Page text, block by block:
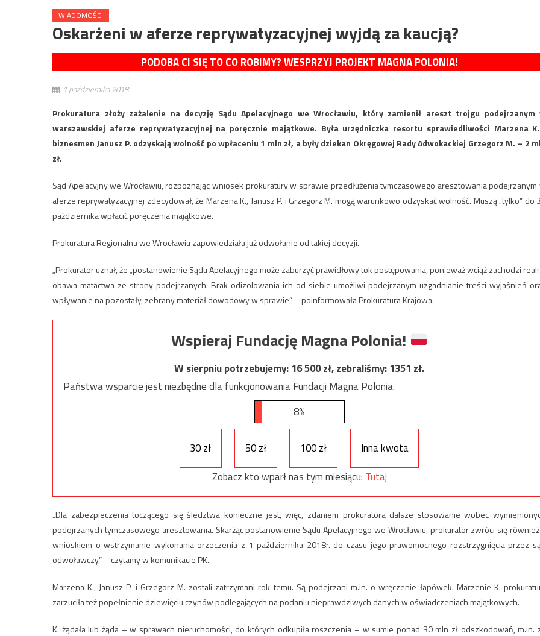
WIADOMOŚCI
Oskarżeni w aferze reprywatyzacyjnej wyjdą za kaucją?
PODOBA CI SIĘ TO CO ROBIMY? WESPRZYJ PROJEKT MAGNA POLONIA!
1 października 2018
Prokuratura złoży zażalenie na decyzję Sądu Apelacyjnego we Wrocławiu, który zamienił areszt trojgu podejrzanym
warszawskiej aferze reprywatyzacyjnej na poręcznie majątkowe. Była urzędniczka resortu sprawiedliwości Marzena
biznesmen Janusz P. odzyskają wolność po wpłaceniu 1 mln zł, a były dziekan Okręgowej Rady Adwokackiej Grzegorz M. – 2
zł.
Sąd Apelacyjny we Wrocławiu, rozpoznając wniosek prokuratury w sprawie przedłużenia tymczasowego aresztowania podejrzanym
aferze reprywatyzacyjnej zdecydował, że Marzena K., Janusz P. i Grzegorz M. mogą warunkowo odzyskać wolność. Muszą „tylko” do
października wpłacić poręczenia majątkowe.
Prokuratura Regionalna we Wrocławiu zapowiedziała już odwołanie od takiej decyzji.
„Prokurator uznał, że „postanowienie Sądu Apelacyjnego może zaburzyć prawidłowy tok postępowania, ponieważ wciąż zachodzi
obawa matactwa ze strony podejrzanych. Brak odizolowania ich od siebie umożliwi podejrzanym uzgadnianie treści wyjaśnień
wpływanie na pozostały, zebrany materiał dowodowy w sprawie” – poinformowała Prokuratura Krajowa.
Wspieraj Fundację Magna Polonia!
W sierpniu potrzebujemy:16 500zł, zebraliśmy:1351 zł.
Państwa wsparcie jest niezbędne dla funkcjonowania Fundacji Magna Polonia.
8%
30 zł 50 zł 100 zł
Inna kwota
Zobacz kto wparł nas tym miesiącu: Tutaj
„Dla zabezpieczenia toczącego się śledztwa konieczne jest, więc, zdaniem prokuratora dalsze stosowanie wobec
podejrzanych tymczasowego aresztowania. Skarżąc postanowienie Sądu Apelacyjnego we Wrocławiu, prokurator zwróci się
wnioskiem o wstrzymanie wykonania orzeczenia z 1 października 2018r. do czasu jego prawomocnego rozstrzygnięcia przez
odwoławczy” – czytamy w komunikacie PK.
Marzena K., Janusz P. i Grzegorz M. zostali zatrzymani rok temu. Są podejrzani m.in. o wręczenie łapówek. Marzenie K.
zarzuciła też popełnienie dziewięciu czynów podlegających na podaniu nieprawdziwych danych w oświadczeniach majątkowych.
K. żądała lub żąda – w sprawach nieruchomości, do których odkupiła roszczenia – w sumie ponad 30 mln zł odszkodowań, m.in.